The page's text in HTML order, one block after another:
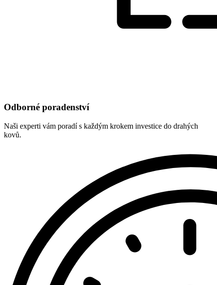
Odborné poradenství
Naši experti vám poradí s každým krokem investice do drahých
kovů.